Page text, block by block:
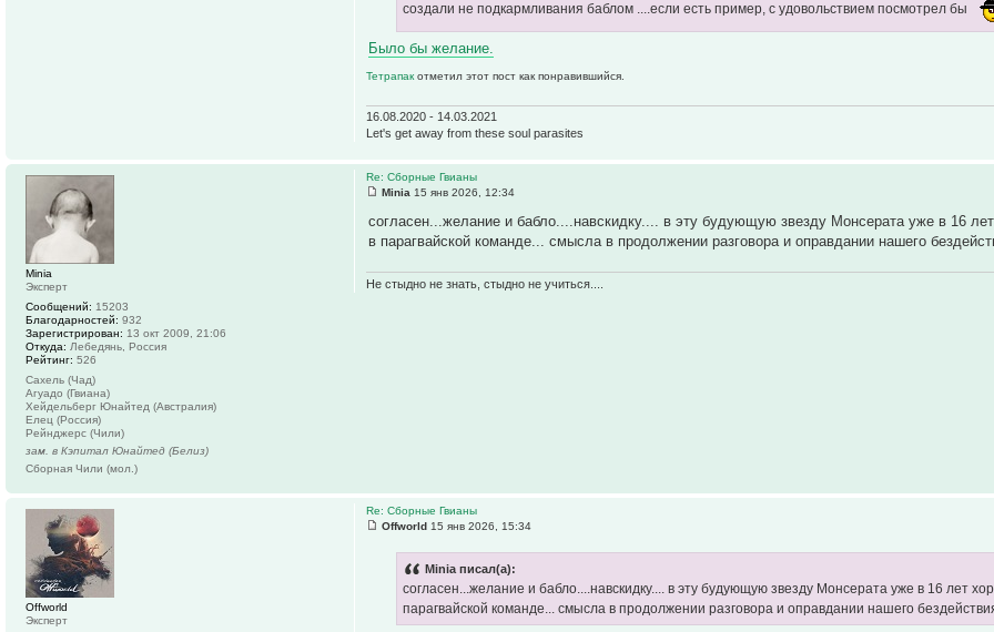
создали не подкармливания баблом ....если есть пример, с удовольствием посмотрел бы
Было бы желание.
Тетрапакотметил этот пост как понравившийся.
16.08.2020 - 14.03.2021
Let's get away from these soul parasites
Re: Сборные Гвианы
Minia 15 янв 2026, 12:34
согласен...желание и бабло....навскидку.... в эту будующую звезду Монсерата уже в 16
в парагвайской команде... смысла в продолжении разговора и оправдании нашего
Не стыдно не знать, стыдно не учиться....
Minia
Эксперт
Сообщений: 15203
Благодарностей: 932
Зарегистрирован: 13 окт 2009, 21:06
Откуда: Лебедянь, Россия
Рейтинг: 526
Сахель (Чад)
Агуадо (Гвиана)
Хейдельберг Юнайтед (Австралия)
Елец (Россия)
Рейнджерс (Чили)
зам. в Кэпитал Юнайтед (Белиз)
Сборная Чили (мол.)
Re: Сборные Гвианы
Offworld 15 янв 2026, 15:34
Minia писал(а):
согласен...желание и бабло....навскидку.... в эту будующую звезду Монсерата уже в 16 лет
парагвайской команде... смысла в продолжении разговора и оправдании нашего
Offworld
Эксперт